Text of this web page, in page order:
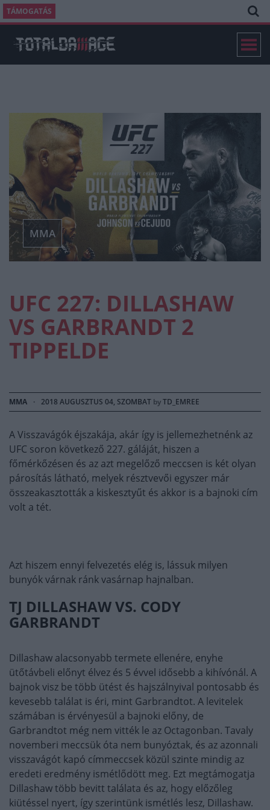
TÁMOGATÁS
MMA
UFC 227: DILLASHAW
VS GARBRANDT 2
TIPPELDE
MMA · 2018 AUGUSZTUS 04, SZOMBAT byTD_EMREE
A Visszavágók éjszakája, akár így is jellemezhetnénk az
UFC soron következő 227. gáláját, hiszen a
főmérkőzésen és az azt megelőző meccsen is két olyan
párosítás látható, melyek résztvevői egyszer már
összeakasztották a kiskesztyűt és akkor is a bajnoki cím
volt a tét.
Azt hiszem ennyi felvezetés elég is, lássuk milyen
bunyók várnak ránk vasárnap hajnalban.
TJ DILLASHAW VS. CODY
GARBRANDT
Dillashaw alacsonyabb termete ellenére, enyhe
ütőtávbeli előnyt élvez és 5 évvel idősebb a kihívónál. A
bajnok visz be több ütést és hajszálnyival pontosabb és
kevesebb találat is éri, mint Garbrandtot. A levitelek
számában is érvényesül a bajnoki előny, de
Garbrandtot még nem vitték le az Octagonban. Tavaly
novemberi meccsük óta nem bunyóztak, és az azonnali
visszavágót kapó címmeccsek közül szinte mindig az
eredeti eredmény ismétlődött meg. Ezt megtámogatja
Dillashaw több bevitt találata és az, hogy előzőleg
kiütéssel nyert, így szerintünk ismétlés lesz, Dillashaw.